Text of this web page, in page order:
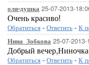
оля-душка 25-07-2013-
Очень красиво!
Обратиться - Ответить - К
Нина_Зобкова 25-07-
Добрый
Обратиться - Ответить - К